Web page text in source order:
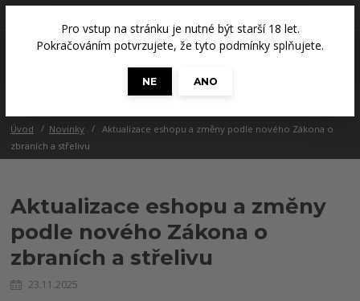
Pro vstup na stránku je nutné být starší 18 let.
Pokračováním potvrzujete, že tyto podmínky splňujete.
NE
ANO
0 Kč
Úvod Novinky
Aktualizace eshopu a změny podle nového Zákona o
zbraních a střelivu
Aktualizace eshopu a změny
podle nového Zákona o
zbraních a střelivu
23.11.2025